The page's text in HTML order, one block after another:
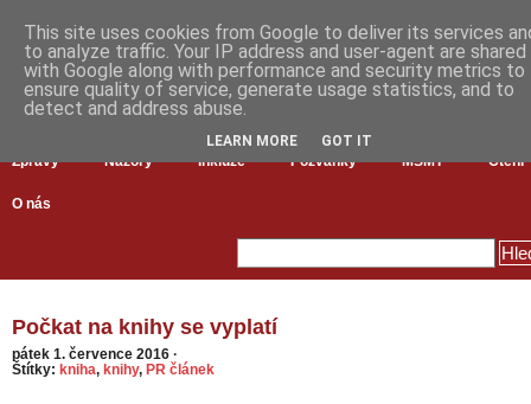
Zprávy Názory Inkluze Pozvánky MŠMT Čtení
O nás
Počkat na knihy se vyplatí
pátek 1. července 2016 ·
Štítky: kniha, knihy, PR článek
This site uses cookies from Google to deliver its services
to analyze traffic. Your IP address and user-agent are shared
with Google along with performance and security metrics to
ensure quality of service, generate usage statistics, and to
detect and address abuse.
LEARN MORE GOT IT